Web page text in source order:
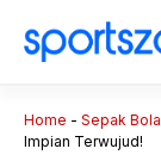
Home - Sepak Bola
Impian Terwujud!